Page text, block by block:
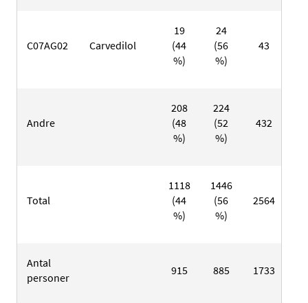
C07AG02 Carvedilol
19
(44
%)
24
(56
%)
43
Andre
208
(48
%)
224
(52
%)
432
Total
1118
(44
%)
1446
(56
%)
2564
Antal
personer
915 885 1733